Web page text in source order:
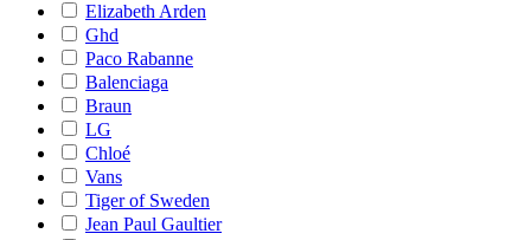
Elizabeth Arden
Ghd
Paco Rabanne
Balenciaga
Braun
LG
Chloé
Vans
Tiger of Sweden
Jean Paul Gaultier